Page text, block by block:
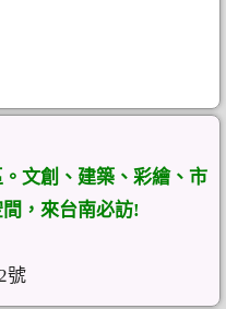
文創、建築、彩繪、市
，來台南必訪!
號